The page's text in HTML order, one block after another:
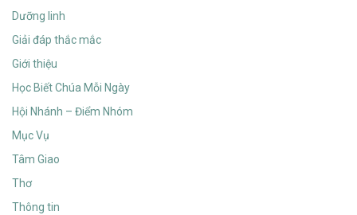
Dưỡng linh
Giải đáp thắc mắc
Giới thiệu
Học Biết Chúa Mỗi Ngày
Hội Nhánh – Điểm Nhóm
Mục Vụ
Tâm Giao
Thơ
Thông tin